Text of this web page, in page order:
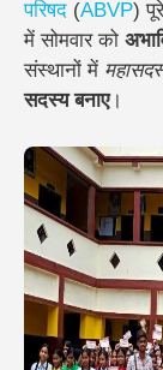
परिषद (ABVP)
में सोमवार को
संस्थानों में
सदस्य बनाए।